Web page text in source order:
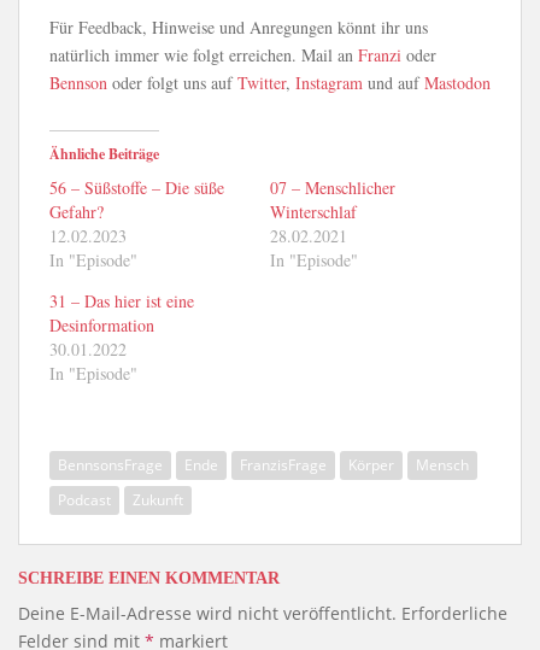
Für Feedback, Hinweise und Anregungen könnt ihr uns
natürlich immer wie folgt erreichen. Mail an Franzi oder
Bennson oder folgt uns aufTwitter, Instagram und aufMastodon
Ähnliche Beiträge
56 – Süßstoffe – Die süße
Gefahr?
12.02.2023
In "Episode"
07 – Menschlicher
Winterschlaf
28.02.2021
In "Episode"
31 – Das hier ist eine
Desinformation
30.01.2022
In "Episode"
BennsonsFrage Ende FranzisFrage Körper
Mensch
Podcast
Zukunft
SCHREIBE EINEN KOMMENTAR
Deine E-Mail-Adresse wird nicht veröffentlicht. Erforderliche
Felder sind mit * markiert